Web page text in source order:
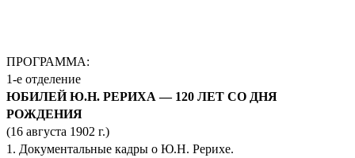
ПРОГРАММА:
1-е отделение
ЮБИЛЕЙ Ю.Н. РЕРИХА — 120 ЛЕТ СО ДНЯ
РОЖДЕНИЯ
(16 августа 1902 г.)
1. Документальные кадры о Ю.Н. Рерихе.